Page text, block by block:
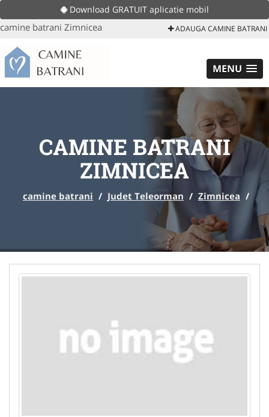
Download GRATUIT aplicatie mobil
camine batrani Zimnicea ADAUGA CAMINE BATRANI
MENU
CAMINE BATRANI
ZIMNICEA
camine batrani / Judet Teleorman / Zimnicea /